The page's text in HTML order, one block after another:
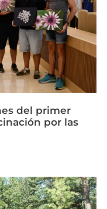
del primer
por las